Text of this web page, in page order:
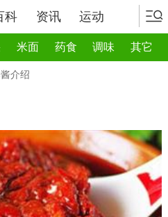
科 资讯 运动
米面 药食 调味 其它
介绍